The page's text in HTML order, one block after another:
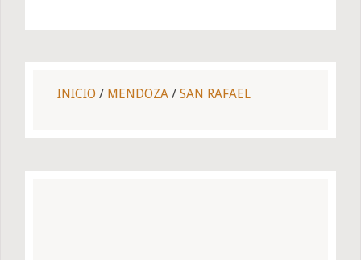
INICIO / MENDOZA / SAN RAFAEL